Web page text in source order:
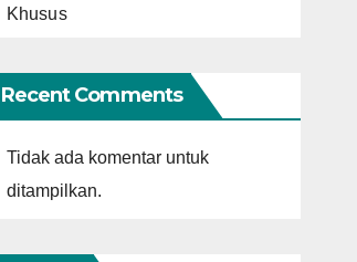
Khusus
Recent Comments
Tidak ada komentar untuk
ditampilkan.